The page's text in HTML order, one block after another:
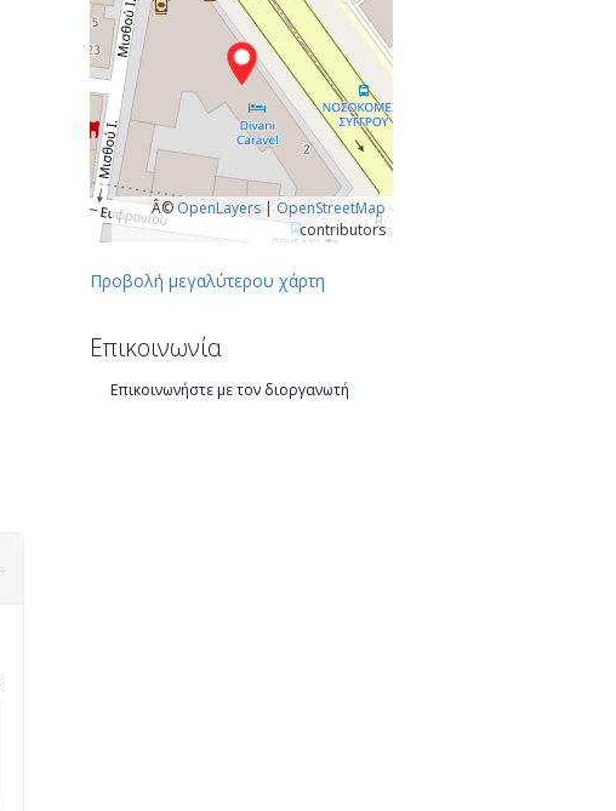
Â©OpenLayers| OpenStreetMap
contributors
Προβολή μεγαλύτερου χάρτη
Επικοινωνία
Επικοινωνήστε με τον διοργανωτή